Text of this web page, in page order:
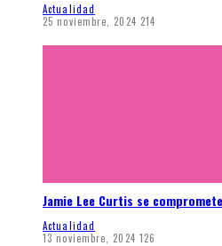
Actualidad
25 noviembre, 2024 214
Jamie Lee Curtis se
Actualidad
13 noviembre, 2024 126